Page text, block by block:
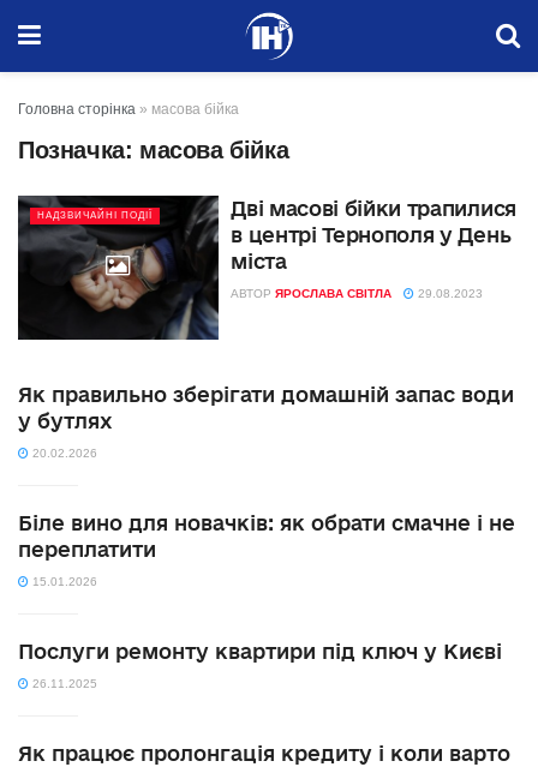
Головна сторінка » масова бійка
Позначка: масова бійка
НАДЗВИЧАЙНІ ПОДІЇ
Дві масові бійки трапилися
в центрі Тернополя у День
міста
АВТОР ЯРОСЛАВА СВІТЛА 29.08.2023
Як правильно зберігати домашній запас води
у бутлях
20.02.2026
Біле вино для новачків: як обрати смачне і не
переплатити
15.01.2026
Послуги ремонту квартири під ключ у Києві
26.11.2025
Як працює пролонгація кредиту і коли варто